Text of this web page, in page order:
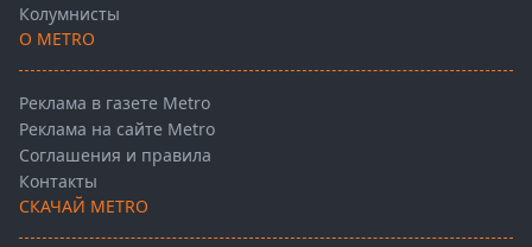
Колумнисты
О METRO
Реклама в газете Metro
Реклама на сайте Metro
Соглашения и правила
Контакты
СКАЧАЙ METRO